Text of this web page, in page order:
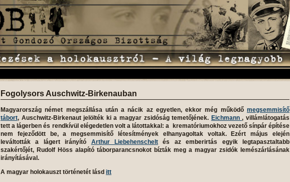
Fogolysors Auschwitz-Birkenauban
Magyarország német megszállása után a nácik az egyetlen, ekkor még működő megsemmisítő
tábort, Auschwitz-Birkenaut jelölték ki a magyar zsidóság temetőjének. Eichmann, villámlátogatás
tett a lágerben és rendkívül elégedetlen volt a látottakkal: a krematóriumokhoz vezető sínpár építése
nem fejeződött be, a megsemmisítő létesítmények elhanyagoltak voltak. Ezért május elején
leváltották a lágert irányító Arthur Liebehenschelt és az emberirtás egyik legtapasztaltabb
szakértőjét, Rudolf Höss alapító táborparancsnokot bízták meg a magyar zsidók lemészárlásának
irányításával.
A magyar holokauszt történetét lásd itt